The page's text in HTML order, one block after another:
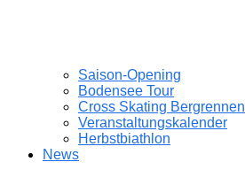
Saison-Opening
Bodensee Tour
Cross Skating Bergrennen
Veranstaltungskalender
Herbstbiathlon
News